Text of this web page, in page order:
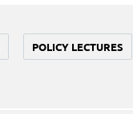
POLICY LECTURES